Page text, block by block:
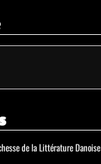
de la Littérature Danoise